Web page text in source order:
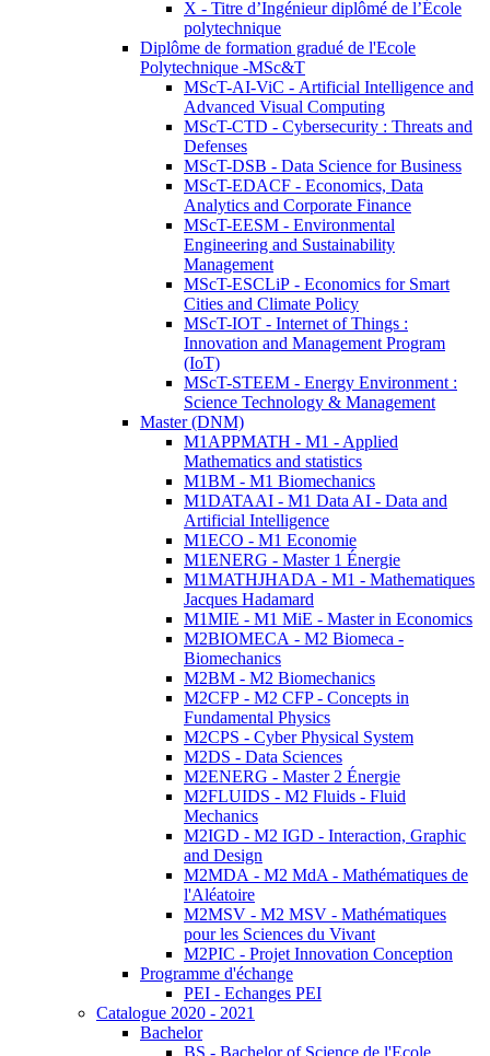
X - Titre d’Ingénieur diplômé de l’École
polytechnique
Diplôme de formation gradué de l'Ecole
Polytechnique -MSc&T
MScT-AI-ViC - Artificial Intelligence and
Advanced Visual Computing
MScT-CTD - Cybersecurity : Threats and
Defenses
MScT-DSB - Data Science for Business
MScT-EDACF - Economics, Data
Analytics and Corporate Finance
MScT-EESM - Environmental
Engineering and Sustainability
Management
MScT-ESCLiP - Economics for Smart
Cities and Climate Policy
MScT-IOT - Internet of Things :
Innovation and Management Program
(IoT)
MScT-STEEM - Energy Environment :
Science Technology & Management
Master (DNM)
M1APPMATH - M1 - Applied
Mathematics and statistics
M1BM - M1 Biomechanics
M1DATAAI - M1 Data AI - Data and
Artificial Intelligence
M1ECO - M1 Economie
M1ENERG - Master 1 Énergie
M1MATHJHADA - M1 - Mathematiques
Jacques Hadamard
M1MIE - M1 MiE - Master in Economics
M2BIOMECA - M2 Biomeca -
Biomechanics
M2BM - M2 Biomechanics
M2CFP - M2 CFP - Concepts in
Fundamental Physics
M2CPS - Cyber Physical System
M2DS - Data Sciences
M2ENERG - Master 2 Énergie
M2FLUIDS - M2 Fluids - Fluid
Mechanics
M2IGD - M2 IGD - Interaction, Graphic
and Design
M2MDA - M2 MdA - Mathématiques de
l'Aléatoire
M2MSV - M2 MSV - Mathématiques
pour les Sciences du Vivant
M2PIC - Projet Innovation Conception
Programme d'échange
PEI - Echanges PEI
Catalogue 2020 - 2021
Bachelor
BS - Bachelor of Science de l'Ecole